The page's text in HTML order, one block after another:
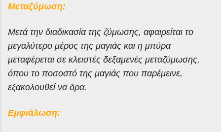
Μεταζύμωση:
Μετά την διαδικασία της ζύμωσης, αφαιρείται το
μεγαλύτερο μέρος της μαγιάς και η μπύρα
μεταφέρεται σε κλειστές δεξαμενές μεταζύμωσης,
όπου το ποσοστό της μαγιάς που παρέμεινε,
εξακολουθεί να δρα.
Εμφιάλωση: